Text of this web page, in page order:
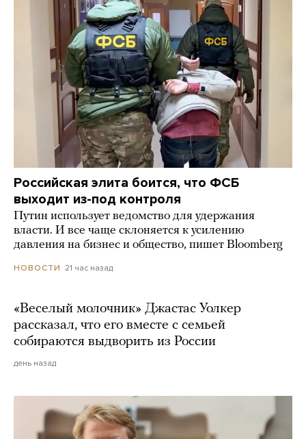
Российская элита боится, что ФСБ
выходит из-под контроля
Путин использует ведомство для удержания
власти. И все чаще склоняется к усилению
давления на бизнес и общество, пишет Bloomberg
НОВОСТИ 21 час назад
«Веселый молочник» Джастас Уолкер
рассказал, что его вместе с семьей
собираются выдворить из России
день назад